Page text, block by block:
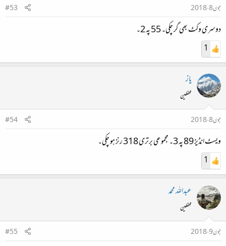
جون 8، 2018
#53
دوسری وکٹ بھی گر چکی۔ 55 پہ 2۔
1
یاز
محفلین
جون 8، 2018
#54
ویسٹ انڈیز 89 پہ 3۔ مجموعی برتری 318 رنز ہو چکی۔
1
عبداللہ محمد
محفلین
جون 9، 2018
#55